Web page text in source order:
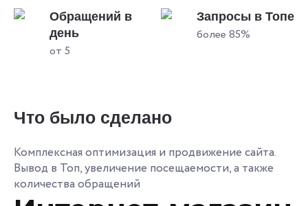
Обращений в
день
от 5
Запросы в Топе
более 85%
Что было сделано
Комплексная оптимизация и продвижение сайта.
Вывод в Топ, увеличение посещаемости, а также
количества обращений